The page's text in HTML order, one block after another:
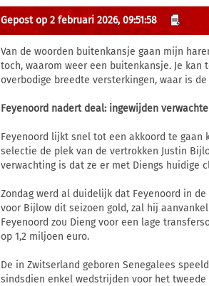
Gepost op 2 februari 2026, 09:51:58
Van de woorden buitenkansje gaan mijn
toch, waarom weer een buitenkansje. Je
overbodige breedte versterkingen, waar is
Feyenoord nadert deal: ingewijden
Feyenoord lijkt snel tot een akkoord te gaan
selectie de plek van de vertrokken Justin
verwachting is dat ze er met Diengs huidige
Zondag werd al duidelijk dat Feyenoord in
voor Bijlow dit seizoen gold, zal hij
Feyenoord zou Dieng voor een lage
op 1,2 miljoen euro.
De in Zwitserland geboren Senegalees
sindsdien enkel wedstrijden voor het